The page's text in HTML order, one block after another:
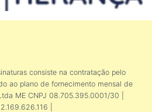
consiste na contratação pelo
ao plano de fornecimento mensal de
ME CNPJ 08.705.395.0001/30 |
|